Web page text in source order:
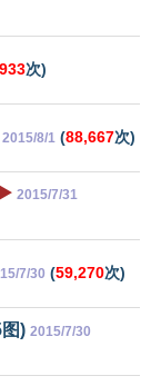
次)
2015/8/1 (88,667次)
2015/7/31
7/30 (59,270次)
) 2015/7/30